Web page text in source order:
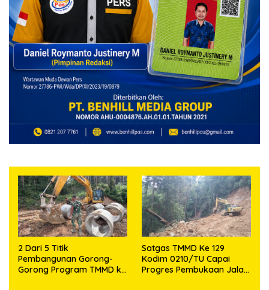
2 Dari 5 Titik
Pembangunan Gorong-
Gorong Program TMMD ke
Satgas TMMD Ke 129
Kodim 0210/TU Capai
Progres Pembukaan Jalan